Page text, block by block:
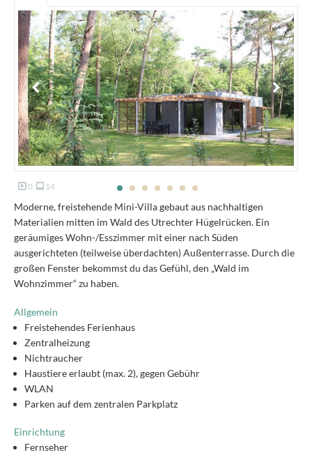
0 14
Moderne, freistehende Mini-Villa gebaut aus nachhaltigen
Materialien mitten im Wald des Utrechter Hügelrücken. Ein
geräumiges Wohn-/Esszimmer mit einer nach Süden
ausgerichteten (teilweise überdachten) Außenterrasse. Durch die
großen Fenster bekommst du das Gefühl, den „Wald im
Wohnzimmer“ zu haben.
Allgemein
Freistehendes Ferienhaus
Zentralheizung
Nichtraucher
Haustiere erlaubt (max. 2), gegen Gebühr
WLAN
Parken auf dem zentralen Parkplatz
Einrichtung
Fernseher